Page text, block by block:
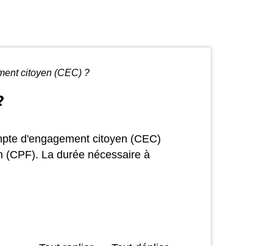
citoyen (CEC) ?
d'engagement citoyen (CEC)
(CPF). La durée nécessaire à